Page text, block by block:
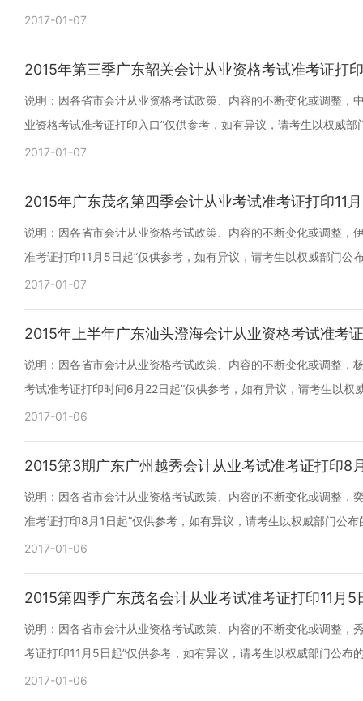
2017-01-07
2015年第三季广东韶关会计从业资格考试准考证打
说明：因各省市会计从业资格考试政策、内容的不断变化或调整，
业资格考试准考证打印入口”仅供参考，如有异议，请考生以权威部
2017-01-07
2015年广东茂名第四季会计从业考试准考证打印11
说明：因各省市会计从业资格考试政策、内容的不断变化或调整，
准考证打印11月5日起”仅供参考，如有异议，请考生以权威部门公
2017-01-07
2015年上半年广东汕头澄海会计从业资格考试准考
说明：因各省市会计从业资格考试政策、内容的不断变化或调整，
考试准考证打印时间6月22日起”仅供参考，如有异议，请考生以权
2017-01-06
2015第3期广东广州越秀会计从业考试准考证打印8
说明：因各省市会计从业资格考试政策、内容的不断变化或调整，
准考证打印8月1日起”仅供参考，如有异议，请考生以权威部门公布
2017-01-06
2015第四季广东茂名会计从业考试准考证打印11月5
说明：因各省市会计从业资格考试政策、内容的不断变化或调整，
考证打印11月5日起”仅供参考，如有异议，请考生以权威部门公布
2017-01-06